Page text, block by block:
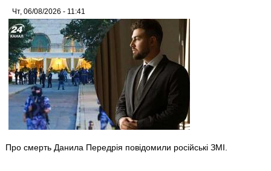
Чт, 06/08/2026 - 11:41
Про смерть Данила Передрія повідомили російські ЗМІ.